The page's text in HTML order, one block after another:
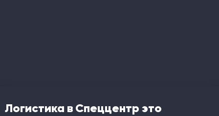
Логистика в Спеццентр это